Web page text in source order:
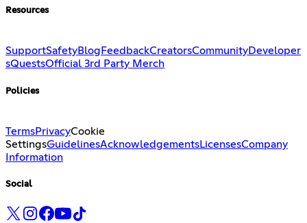
Resources
SupportSafetyBlog FeedbackCreatorsCommunityDeveloper
sQuestsOfficial 3rd Party Merch
Policies
TermsPrivacyCookie
SettingsGuidelinesAcknowledgementsLicensesCompany
Information
Social